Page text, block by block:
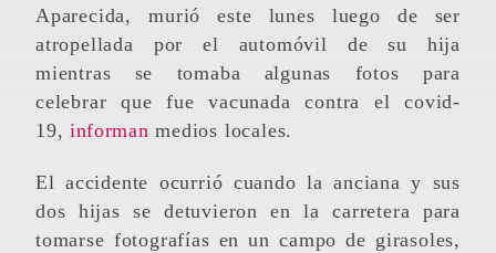
Aparecida, murió este lunes luego de ser
atropellada por el automóvil de su hija
mientras se tomaba algunas fotos para
celebrar que fue vacunada contra el covid-
19,informan medios locales.
El accidente ocurrió cuando la anciana y sus
dos hijas se detuvieron en la carretera para
tomarse fotografías en un campo de girasoles,